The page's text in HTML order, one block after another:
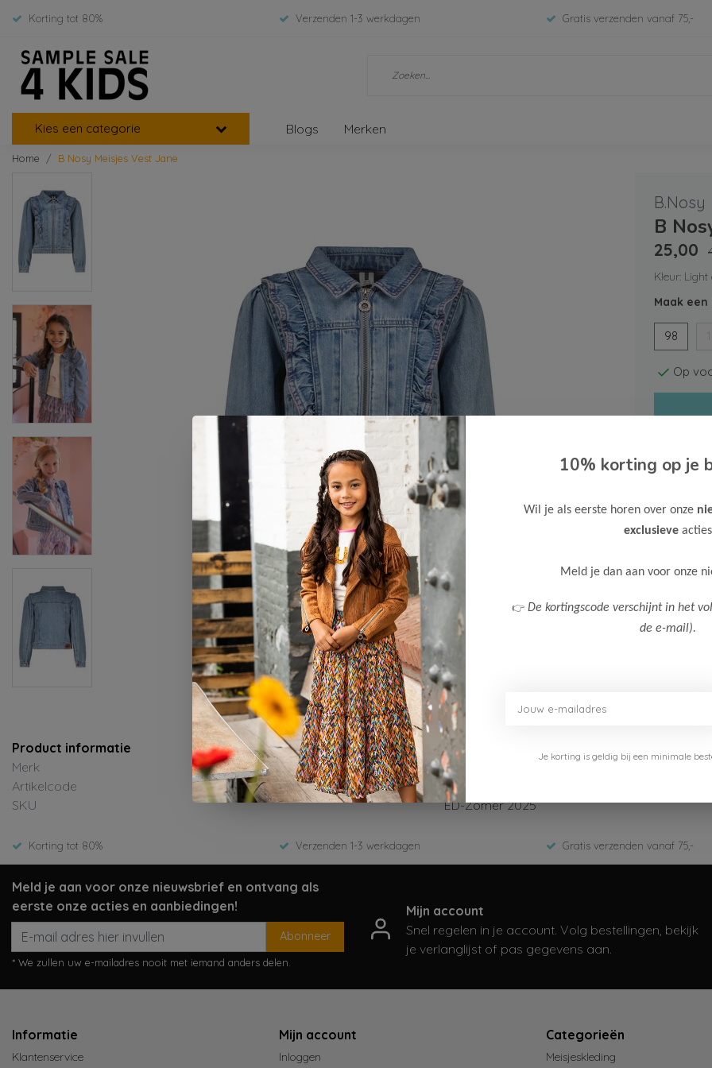
Korting tot 80% Verzenden 1-3 werkdagen Gratis verzenden vanaf 75,-
Kies een categorie Blogs Merken
Home B Nosy Meisjes Vest Jane
B.Nosy
B
25,00
Kleur:
Maak een
98
Op
Gratis
Meer
Product informatie
Merk
B.Nosy
Artikelcode
Y501-5201-187
SKU
ED-Zomer 2025
Korting tot 80% Verzenden 1-3 werkdagen Gratis verzenden vanaf 75,-
Meld je aan voor onze nieuwsbrief en ontvang als
eerste onze acties en aanbiedingen!
Abonneer
* We zullen uw e-mailadres nooit met iemand anders delen.
Mijn account
Snel regelen in je account. Volg bestellingen, bekijk
je verlanglijst of pas gegevens aan.
Informatie
Klantenservice
Mijn account
Inloggen
Categorieën
Meisjeskleding
10% korting op je
Wil je als eerste horen over onze
exclusieve
Meld je dan aan voor onze
👉 De kortingscode verschijnt in het
de e-mail).
Je korting is geldig bij een minimale